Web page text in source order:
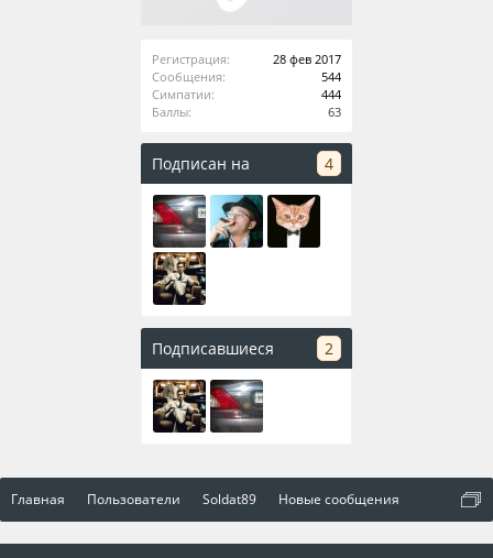
Регистрация:
28 фев 2017
Сообщения:
544
Симпатии:
444
Баллы:
63
Подписан на 4
Подписавшиеся 2
Главная Пользователи Soldat89 Новые сообщения